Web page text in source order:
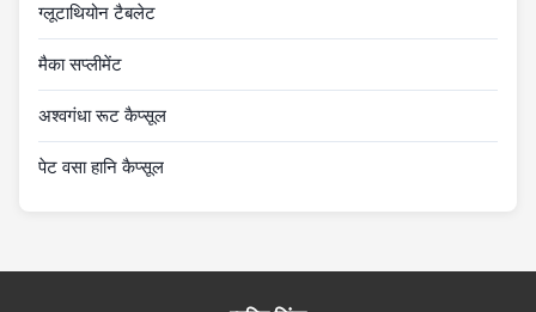
ग्लूटाथियोन टैबलेट
मैका सप्लीमेंट
अश्वगंधा रूट कैप्सूल
पेट वसा हानि कैप्सूल